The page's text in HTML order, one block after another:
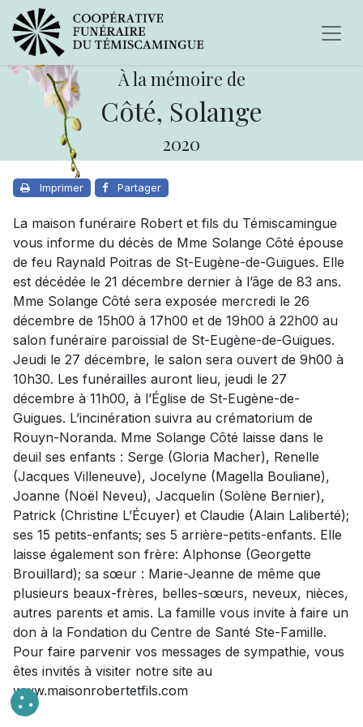
À la mémoire de
Côté, Solange
2020
Imprimer Partager
La maison funéraire Robert et fils du Témiscamingue
vous informe du décès de Mme Solange Côté épouse
de feu Raynald Poitras de St-Eugène-de-Guigues. Elle
est décédée le 21 décembre dernier à l’âge de 83 ans.
Mme Solange Côté sera exposée mercredi le 26
décembre de 15h00 à 17h00 et de 19h00 à 22h00 au
salon funéraire paroissial de St-Eugène-de-Guigues.
Jeudi le 27 décembre, le salon sera ouvert de 9h00 à
10h30. Les funérailles auront lieu, jeudi le 27
décembre à 11h00, à l’Église de St-Eugène-de-
Guigues. L’incinération suivra au crématorium de
Rouyn-Noranda. Mme Solange Côté laisse dans le
deuil ses enfants : Serge (Gloria Macher), Renelle
(Jacques Villeneuve), Jocelyne (Magella Bouliane),
Joanne (Noël Neveu), Jacquelin (Solène Bernier),
Patrick (Christine L’Écuyer) et Claudie (Alain Laliberté);
ses 15 petits-enfants; ses 5 arrière-petits-enfants. Elle
laisse également son frère: Alphonse (Georgette
Brouillard); sa sœur : Marie-Jeanne de même que
plusieurs beaux-frères, belles-sœurs, neveux, nièces,
autres parents et amis. La famille vous invite à faire un
don à la Fondation du Centre de Santé Ste-Famille.
Pour faire parvenir vos messages de sympathie, vous
êtes invités à visiter notre site au
www.maisonrobertetfils.com